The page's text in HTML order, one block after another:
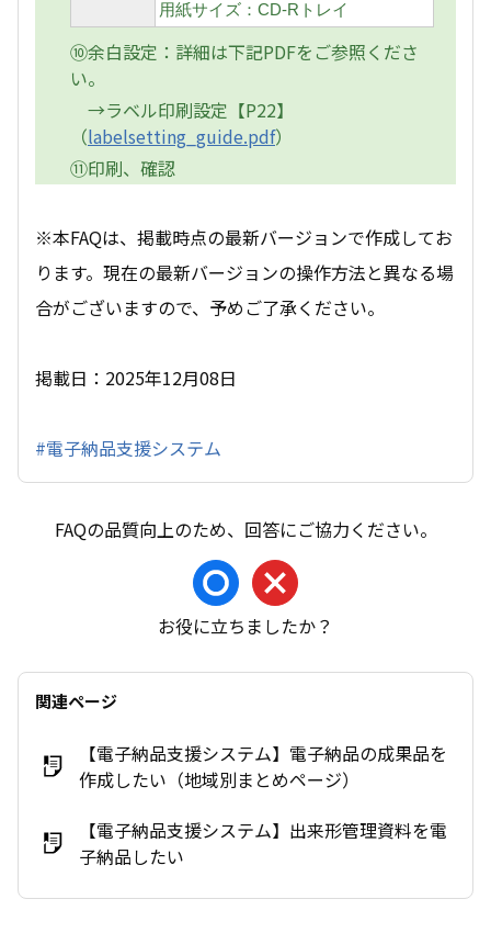
用紙サイズ：CD-Rトレイ
⑩余白設定：詳細は下記PDFをご参照くださ
い。
→ラベル印刷設定【P22】
（labelsetting_guide.pdf）
⑪印刷、確認
※本FAQは、掲載時点の最新バージョンで作成してお
ります。現在の最新バージョンの操作方法と異なる場
合がございますので、予めご了承ください。
掲載日：2025年12月08日
#電子納品支援システム
お役に立ちましたか？
関連ページ
【電子納品支援システム】電子納品の成果品を
作成したい（地域別まとめページ）
【電子納品支援システム】出来形管理資料を電
子納品したい